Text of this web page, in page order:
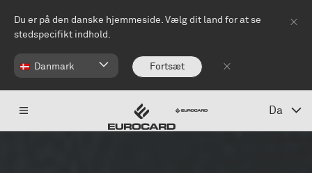
Du er på den danske hjemmeside. Vælg dit land for at se
stedspecifikt indhold.
Danmark Fortsæt
Da